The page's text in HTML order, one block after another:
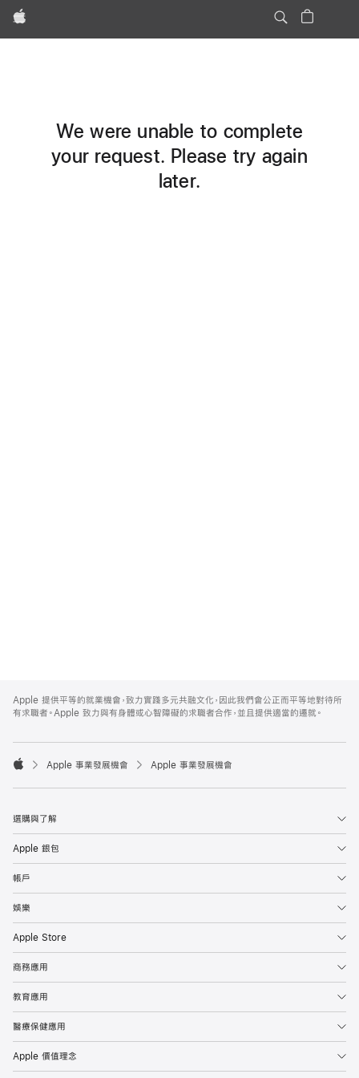
Apple
We were unable to complete
your request. Please try again
later.
Footer
Apple 提供平等的就業機會，致力實踐多元共融文化，因此我們會公正而平等地對待所
有求職者。Apple 致力與有身體或心智障礙的求職者合作，並且提供適當的遷就。

Apple 事業發展機會 Apple 事業發展機會
選購與了解
Apple 銀包
帳戶
娛樂
Apple Store
商務應用
教育應用
醫療保健應用
Apple 價值理念